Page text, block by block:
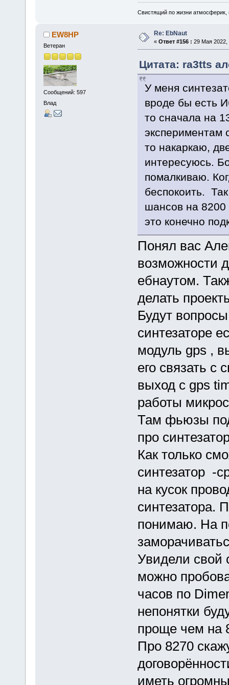
Свистящий по жизни
EW8HP
Ветеран
Сообщений: 597
Влад
Re: EbNaut
« Ответ #156 : 29 Мая 2022,
Цитата: ra3tts
У меня
вроде бы есть
то сначала на
экспериментам
то накаркаю,
интересуюсь.
помалкиваю.
беспокоить.
шансов на 8200
это конечно
Понял вас
возможности
ебнаутом.
делать
Будут
синтезаторе
модуль gps ,
его связать с
выход с gps
работы
Там фьюзы
про
Как только
синтезатор -
на кусок
синтезатора.
понимаю. На
Увидели свой
можно
часов по
непонятки
проще чем на
Про 8270
иметь